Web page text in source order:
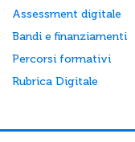
Assessment digitale
Bandi e finanziamenti
Percorsi formativi
Rubrica Digitale